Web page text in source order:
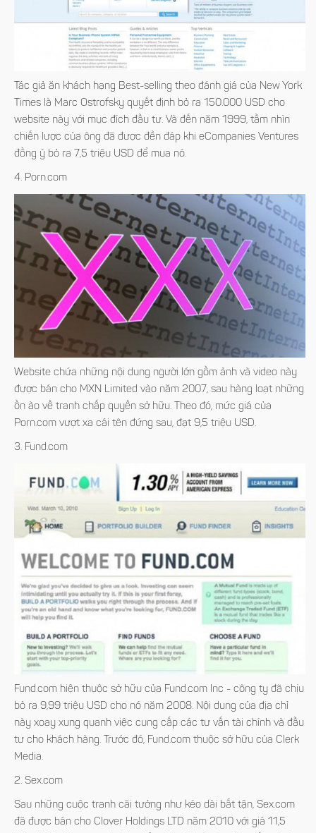
Tác giả ăn khách hạng Best-selling theo đánh giá của New York
Times là Marc Ostrofsky quyết định bỏ ra 150.000 USD cho
website này với mục đích đầu tư. Và đến năm 1999, tầm nhìn
chiến lược của ông đã được đền đáp khi eCompanies Ventures
đồng ý bỏ ra 7,5 triệu USD để mua nó.
4. Porn.com
Website chứa những nội dung người lớn gồm ảnh và video này
được bán cho MXN Limited vào năm 2007, sau hàng loạt những
ồn ào về tranh chấp quyền sở hữu. Theo đó, mức giá của
Porn.com vượt xa cái tên đứng sau, đạt 9,5 triệu USD.
3. Fund.com
Fund.com hiện thuộc sở hữu của Fund.com Inc - công ty đã chịu
bỏ ra 9,99 triệu USD cho nó năm 2008. Nội dung của địa chỉ
này xoay xung quanh việc cung cấp các tư vấn tài chính và đầu
tư cho khách hàng. Trước đó, Fund.com thuộc sở hữu của Clerk
Media.
2. Sex.com
Sau những cuộc tranh cãi tưởng như kéo dài bất tận, Sex.com
đã được bán cho Clover Holdings LTD năm 2010 với giá 11,5